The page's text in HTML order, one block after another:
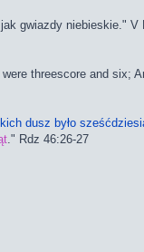
gwiazdy niebieskie." V
threescore and six;
dusz było
." Rdz 46:26-27